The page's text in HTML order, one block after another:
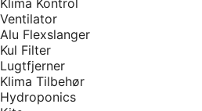
Klima Kontrol
Ventilator
Alu Flexslanger
Kul Filter
Lugtfjerner
Klima Tilbehør
Hydroponics